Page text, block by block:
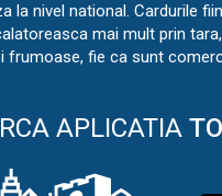
la nivel national. Cardurile
mai mult prin
frumoase, fie ca sunt
APLICATIA